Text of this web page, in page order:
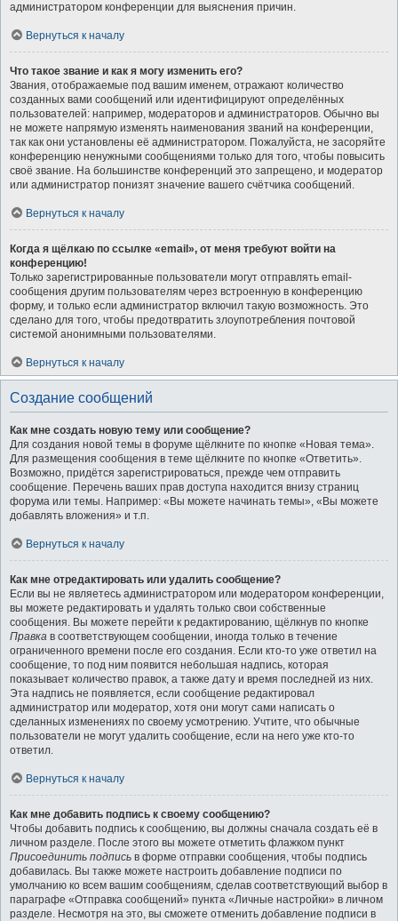
администратором конференции для выяснения причин.
Вернуться к началу
Что такое звание и как я могу изменить его?
Звания, отображаемые под вашим именем, отражают количество
созданных вами сообщений или идентифицируют определённых
пользователей: например, модераторов и администраторов. Обычно вы
не можете напрямую изменять наименования званий на конференции,
так как они установлены её администратором. Пожалуйста, не засоряйте
конференцию ненужными сообщениями только для того, чтобы повысить
своё звание. На большинстве конференций это запрещено, и модератор
или администратор понизят значение вашего счётчика сообщений.
Вернуться к началу
Когда я щёлкаю по ссылке «email», от меня требуют войти на
конференцию!
Только зарегистрированные пользователи могут отправлять email-
сообщения другим пользователям через встроенную в конференцию
форму, и только если администратор включил такую возможность. Это
сделано для того, чтобы предотвратить злоупотребления почтовой
системой анонимными пользователями.
Вернуться к началу
Создание сообщений
Как мне создать новую тему или сообщение?
Для создания новой темы в форуме щёлкните по кнопке «Новая тема».
Для размещения сообщения в теме щёлкните по кнопке «Ответить».
Возможно, придётся зарегистрироваться, прежде чем отправить
сообщение. Перечень ваших прав доступа находится внизу страниц
форума или темы. Например: «Вы можете начинать темы», «Вы можете
добавлять вложения» и т.п.
Вернуться к началу
Как мне отредактировать или удалить сообщение?
Если вы не являетесь администратором или модератором конференции,
вы можете редактировать и удалять только свои собственные
сообщения. Вы можете перейти к редактированию, щёлкнув по кнопке
Правка в соответствующем сообщении, иногда только в течение
ограниченного времени после его создания. Если кто-то уже ответил на
сообщение, то под ним появится небольшая надпись, которая
показывает количество правок, а также дату и время последней из них.
Эта надпись не появляется, если сообщение редактировал
администратор или модератор, хотя они могут сами написать о
сделанных изменениях по своему усмотрению. Учтите, что обычные
пользователи не могут удалить сообщение, если на него уже кто-то
ответил.
Вернуться к началу
Как мне добавить подпись к своему сообщению?
Чтобы добавить подпись к сообщению, вы должны сначала создать её в
личном разделе. После этого вы можете отметить флажком пункт
Присоединить подпись в форме отправки сообщения, чтобы подпись
добавилась. Вы также можете настроить добавление подписи по
умолчанию ко всем вашим сообщениям, сделав соответствующий выбор в
параграфе «Отправка сообщений» пункта «Личные настройки» в личном
разделе. Несмотря на это, вы сможете отменить добавление подписи в